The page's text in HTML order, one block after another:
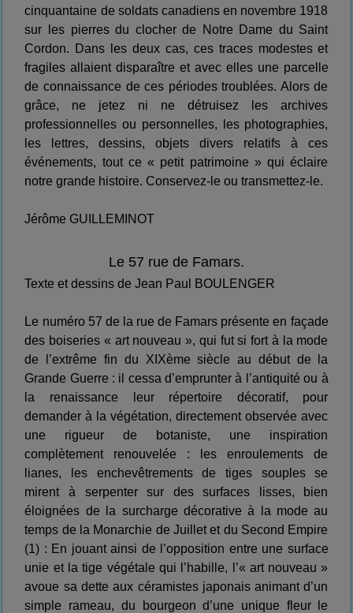
cinquantaine de soldats canadiens en novembre 1918
sur les pierres du clocher de Notre Dame du Saint
Cordon. Dans les deux cas, ces traces modestes et
fragiles allaient disparaître et avec elles une parcelle
de connaissance de ces périodes troublées. Alors de
grâce, ne jetez ni ne détruisez les archives
professionnelles ou personnelles, les photographies,
les lettres, dessins, objets divers relatifs à ces
événements, tout ce « petit patrimoine » qui éclaire
notre grande histoire. Conservez-le ou transmettez-le.
Jérôme GUILLEMINOT
Le 57 rue de Famars.
Texte et dessins de Jean Paul BOULENGER
Le numéro 57 de la rue de Famars présente en façade
des boiseries « art nouveau », qui fut si fort à la mode
de l’extrême fin du XIXème siècle au début de la
Grande Guerre : il cessa d’emprunter à l’antiquité ou à
la renaissance leur répertoire décoratif, pour
demander à la végétation, directement observée avec
une rigueur de botaniste, une inspiration
complètement renouvelée : les enroulements de
lianes, les enchevêtrements de tiges souples se
mirent à serpenter sur des surfaces lisses, bien
éloignées de la surcharge décorative à la mode au
temps de la Monarchie de Juillet et du Second Empire
(1) : En jouant ainsi de l’opposition entre une surface
unie et la tige végétale qui l’habille, l’« art nouveau »
avoue sa dette aux céramistes japonais animant d’un
simple rameau, du bourgeon d’une unique fleur le